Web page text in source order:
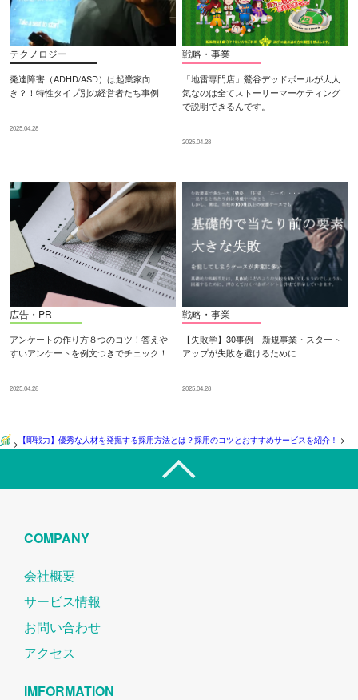
テクノロジー
発達障害（ADHD/ASD）は起業家向
き？！特性タイプ別の経営者たち事例
2025.04.28
戦略・事業
「地雷専門店」鶯谷デッドボールが大人
気なのは全てストーリーマーケティング
で説明できるんです。
2025.04.28
広告・PR
アンケートの作り方８つのコツ！答えや
すいアンケートを例文つきでチェック！
2025.04.28
戦略・事業
【失敗学】30事例 新規事業・スタート
アップが失敗を避けるために
2025.04.28
> 【即戦力】優秀な人材を発掘する採用方法とは？採用のコツとおすすめサービスを紹介！ >
COMPANY
会社概要
サービス情報
お問い合わせ
アクセス
IMFORMATION